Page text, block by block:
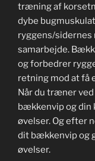
træning af
dybe
ryggens/
samarbejde.
og forbedrer
retning mod at få
Når du træner
bækkenvip og din
øvelser. Og efter
dit bækkenvip og
øvelser.